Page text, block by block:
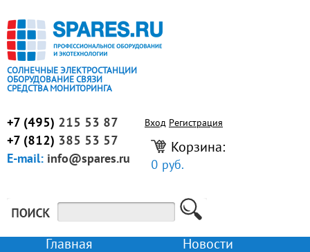
СОЛНЕЧНЫЕ ЭЛЕКТРОСТАНЦИИ
ОБОРУДОВАНИЕ СВЯЗИ
СРЕДСТВА МОНИТОРИНГА
+7 (495) 215 53 87
+7 (812) 385 53 57
E-mail: info@spares.ru
Вход Регистрация
Корзина:
0 руб.
Главная
Новости